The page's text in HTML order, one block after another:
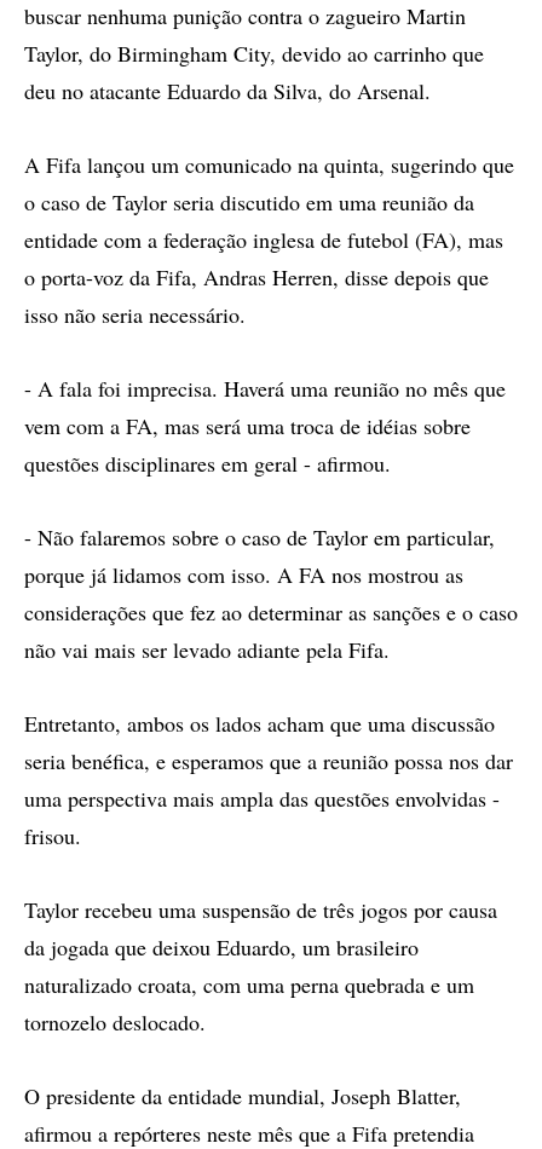
buscar nenhuma punição contra o zagueiro Martin
Taylor, do Birmingham City, devido ao carrinho que
deu no atacante Eduardo da Silva, do Arsenal.
A Fifa lançou um comunicado na quinta, sugerindo que
o caso de Taylor seria discutido em uma reunião da
entidade com a federação inglesa de futebol (FA), mas
o porta-voz da Fifa, Andras Herren, disse depois que
isso não seria necessário.
- A fala foi imprecisa. Haverá uma reunião no mês que
vem com a FA, mas será uma troca de idéias sobre
questões disciplinares em geral - afirmou.
- Não falaremos sobre o caso de Taylor em particular,
porque já lidamos com isso. A FA nos mostrou as
considerações que fez ao determinar as sanções e o caso
não vai mais ser levado adiante pela Fifa.
Entretanto, ambos os lados acham que uma discussão
seria benéfica, e esperamos que a reunião possa nos dar
uma perspectiva mais ampla das questões envolvidas -
frisou.
Taylor recebeu uma suspensão de três jogos por causa
da jogada que deixou Eduardo, um brasileiro
naturalizado croata, com uma perna quebrada e um
tornozelo deslocado.
O presidente da entidade mundial, Joseph Blatter,
afirmou a repórteres neste mês que a Fifa pretendia